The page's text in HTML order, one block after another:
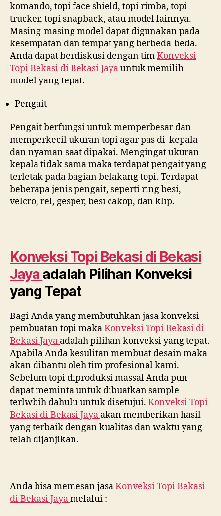
komando, topi face shield, topi rimba, topi
trucker, topi snapback, atau model lainnya.
Masing-masing model dapat digunakan pada
kesempatan dan tempat yang berbeda-beda.
Anda dapat berdiskusi dengan timKonveksi
Topi Bekasi diBekasi Jayauntuk memilih
model yang tepat.
Pengait
Pengait berfungsi untuk memperbesar dan
memperkecil ukuran topi agar pas di kepala
dan nyaman saat dipakai. Mengingat ukuran
kepala tidak sama maka terdapat pengait yang
terletak pada bagian belakang topi. Terdapat
beberapa jenis pengait, seperti ring besi,
velcro, rel, gesper, besi cakop, dan klip.
Konveksi Topi Bekasi di Bekasi
Jaya adalah Pilihan Konveksi
yang Tepat
Bagi Anda yang membutuhkan jasa konveksi
pembuatan topi makaKonveksi Topi Bekasi di
Bekasi Jaya adalah pilihan konveksi yang tepat.
Apabila Anda kesulitan membuat desain maka
akan dibantu oleh tim profesional kami.
Sebelum topi diproduksi massal Anda pun
dapat meminta untuk dibuatkan sample
terlwbih dahulu untuk disetujui. Konveksi Topi
Bekasi diBekasi Jaya akan memberikan hasil
yang terbaik dengan kualitas dan waktu yang
telah dijanjikan.
Anda bisa memesan jasaKonveksi Topi Bekasi
diBekasi Jayamelalui :